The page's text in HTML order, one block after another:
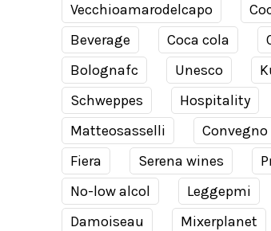
Vecchioamarodelcapo
Beverage
Coca cola
Bolognafc
Unesco
Schweppes
Hospitality
Matteosasselli
Convegno
Fiera
Serena wines
No-low alcol
Leggepmi
Damoiseau
Mixerplanet